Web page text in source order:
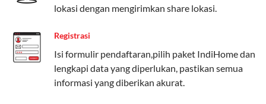
Complete untuk yang menginginkan fitur lengkap,
dan Paket Dynamic IP untuk pengguna yang
memprioritaskan kecepatan internet tinggi.
lokasi dengan mengirimkan share lokasi.
Registrasi
Isi formulir pendaftaran,pilih paket IndiHome dan
lengkapi data yang diperlukan, pastikan semua
informasi yang diberikan akurat.